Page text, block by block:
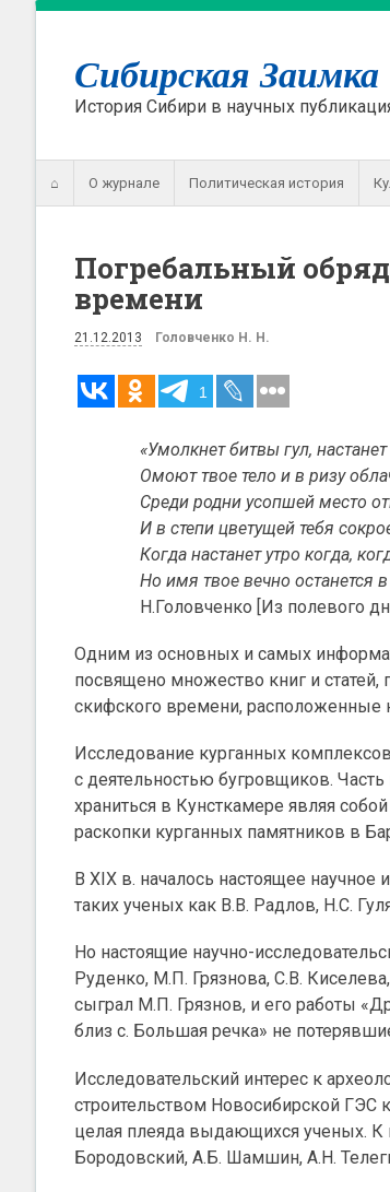
Сибирская Заимка
История Сибири в научных
⌂ О журнале Политическая история
Погребальный
времени
21.12.2013 Головченко Н. Н.
1
«Умолкнет битвы гул,
Омоют твое тело и в ризу
Среди родни усопшей место
И в степи цветущей тебя
Когда настанет утро когда,
Но имя твое вечно останется
Н.Головченко [Из полевого
Одним из основных и самых
посвящено множество книг и
скифского времени, расположенные
Исследование курганных
с деятельностью бугровщиков.
храниться в Кунсткамере являя
раскопки курганных памятников в
В XIX в. началось настоящее научное
таких ученых как В.В. Радлов, Н.С.
Но настоящие научно-
Руденко, М.П. Грязнова, С.В.
сыграл М.П. Грязнов, и его работы
близ с. Большая речка» не
Исследовательский интерес к
строительством Новосибирской
целая плеяда выдающихся ученых. К
Бородовский, А.Б. Шамшин, А.Н.